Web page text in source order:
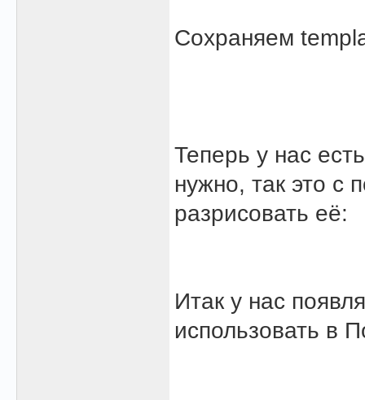
Сохраняем
Теперь у нас
нужно, так это с
разрисовать её:
Итак у нас
использовать в